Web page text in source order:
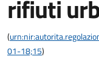
rifiuti
(
01-18;15)